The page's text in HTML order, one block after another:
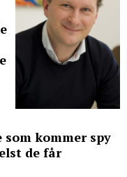
kommer spy
de får